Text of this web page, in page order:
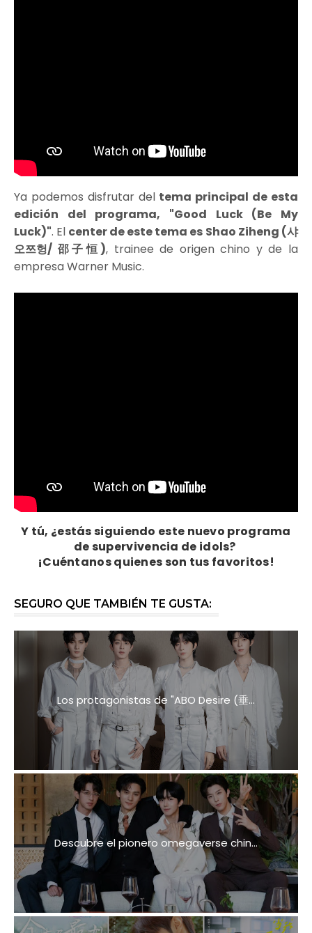
Ya podemos disfrutar del tema principal de esta
edición del programa, "Good Luck (Be My
Luck)". El center de este tema es Shao Ziheng (샤
오쯔헝/ 邵子恒), trainee de origen chino y de la
empresa Warner Music.
Y tú, ¿estás siguiendo este nuevo programa
de supervivencia de idols?
¡Cuéntanos quienes son tus favoritos!
SEGURO QUE TAMBIÉN TE GUSTA:
Los protagonistas de "ABO Desire (垂...
Descubre el pionero omegaverse chin...